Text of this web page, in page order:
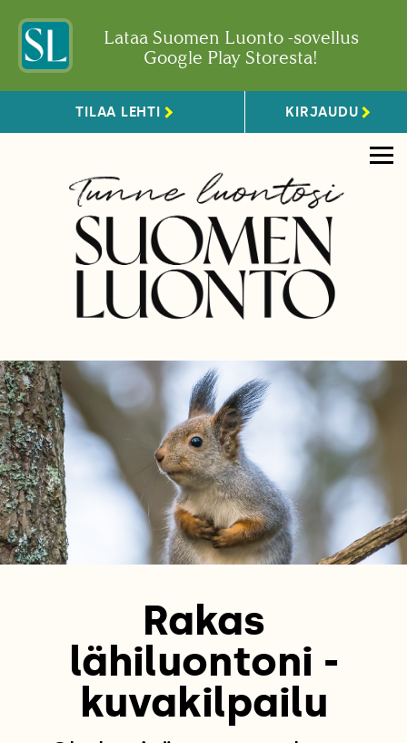
Lataa Suomen Luonto -sovellus
Google Play Storesta!
TILAA LEHTI KIRJAUDU
Rakas
lähiluontoni -
kuvakilpailu